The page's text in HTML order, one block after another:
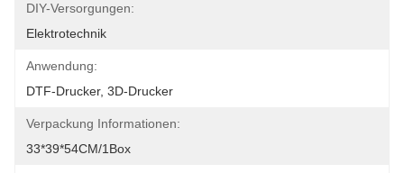
DIY-Versorgungen:
Elektrotechnik
Anwendung:
DTF-Drucker, 3D-Drucker
Verpackung Informationen:
33*39*54CM/1Box